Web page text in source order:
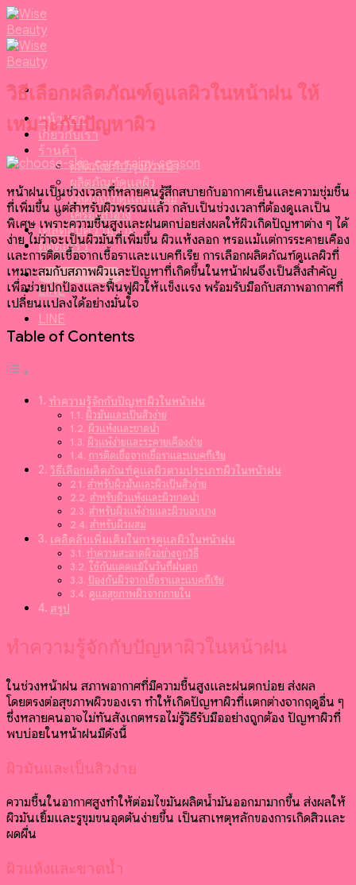
Skip
to
content
หน้าแรก
เกี่ยวกับเรา
ร้านค้า
ผลิตภัณฑ์บำรุงผิวหน้า
ผลิตภัณฑ์ดูแลผิว
ผลิตภัณฑ์ดูแลเส้นผม
เครื่องสำอาง
เคล็ดลับความงาม
ติดต่อเรา
099-095-6416
LINE
LINE
วิธีเลือกผลิตภัณฑ์ดูแลผิวในหน้าฝน ให้
เหมาะกับปัญหาผิว
หน้าฝนเป็นช่วงเวลาที่หลายคนรู้สึกสบายกับอากาศเย็นและความชุ่มชื้น
ที่เพิ่มขึ้น แต่สำหรับผิวพรรณแล้ว กลับเป็นช่วงเวลาที่ต้องดูแลเป็น
พิเศษ เพราะความชื้นสูงและฝนตกบ่อยส่งผลให้ผิวเกิดปัญหาต่าง ๆ ได้
ง่าย ไม่ว่าจะเป็นผิวมันที่เพิ่มขึ้น ผิวแห้งลอก หรือแม้แต่การระคายเคือง
และการติดเชื้อจากเชื้อราและแบคทีเรีย การเลือกผลิตภัณฑ์ดูแลผิวที่
เหมาะสมกับสภาพผิวและปัญหาที่เกิดขึ้นในหน้าฝนจึงเป็นสิ่งสำคัญ
เพื่อช่วยปกป้องและฟื้นฟูผิวให้แข็งแรง พร้อมรับมือกับสภาพอากาศที่
เปลี่ยนแปลงได้อย่างมั่นใจ
Table of Contents
ทำความรู้จักกับปัญหาผิวในหน้าฝน
ผิวมันและเป็นสิวง่าย
ผิวแห้งและขาดน้ำ
ผิวแพ้ง่ายและระคายเคืองง่าย
การติดเชื้อจากเชื้อราและแบคทีเรีย
วิธีเลือกผลิตภัณฑ์ดูแลผิวตามประเภทผิวในหน้าฝน
สำหรับผิวมันและผิวเป็นสิวง่าย
สำหรับผิวแห้งและผิวขาดน้ำ
สำหรับผิวแพ้ง่ายและผิวบอบบาง
สำหรับผิวผสม
เคล็ดลับเพิ่มเติมในการดูแลผิวในหน้าฝน
ทำความสะอาดผิวอย่างถูกวิธี
ใช้กันแดดแม้ในวันที่ฝนตก
ป้องกันผิวจากเชื้อราและแบคทีเรีย
ดูแลสุขภาพผิวจากภายใน
สรุป
ทำความรู้จักกับปัญหาผิวในหน้าฝน
ในช่วงหน้าฝน สภาพอากาศที่มีความชื้นสูงและฝนตกบ่อย ส่งผล
โดยตรงต่อสุขภาพผิวของเรา ทำให้เกิดปัญหาผิวที่แตกต่างจากฤดูอื่น ๆ
ซึ่งหลายคนอาจไม่ทันสังเกตหรือไม่รู้วิธีรับมืออย่างถูกต้อง ปัญหาผิวที่
พบบ่อยในหน้าฝนมีดังนี้
ผิวมันและเป็นสิวง่าย
ความชื้นในอากาศสูงทำให้ต่อมไขมันผลิตน้ำมันออกมามากขึ้น ส่งผลให้
ผิวมันเยิ้มและรูขุมขนอุดตันง่ายขึ้น เป็นสาเหตุหลักของการเกิดสิวและ
ผดผื่น
ผิวแห้งและขาดน้ำ